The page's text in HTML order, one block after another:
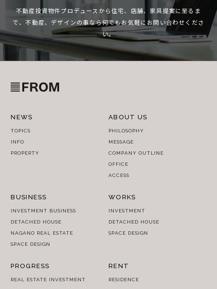
不動産投資物件プロデュースから住宅、店舗、家具提案に至るま
で、不動産、デザインの事なら何でもお気軽にお問い合わせくださ
い。
NEWS
TOPICS
INFO
PROPERTY
ABOUT US
PHILOSOPHY
MESSAGE
COMPANY OUTLINE
OFFICE
ACCESS
BUSINESS
INVESTMENT BUSINESS
DETACHED HOUSE
NAGANO REAL ESTATE
SPACE DESIGN
WORKS
INVESTMENT
DETACHED HOUSE
SPACE DESIGN
PROGRESS
REAL ESTATE INVESTMENT
RENT
RESIDENCE